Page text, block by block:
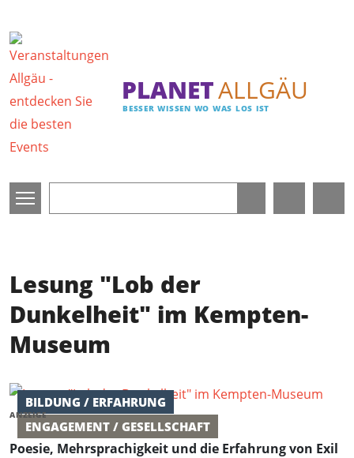
PLANETALLGÄU
BESSER WISSEN WO WAS LOS IST
Lesung "Lob der
Dunkelheit" im Kempten-
Museum
BILDUNG / ERFAHRUNG
ENGAGEMENT / GESELLSCHAFT
ANZEIGE
Poesie, Mehrsprachigkeit und die Erfahrung von Exil